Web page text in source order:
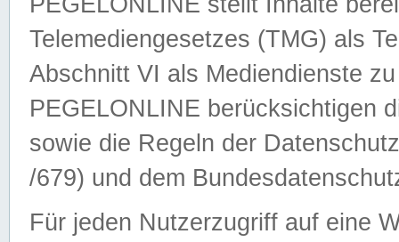
Telemediengesetzes (TMG) als
Abschnitt VI als Mediendienste
PEGELONLINE berücksichtigen
sowie die Regeln der
/679) und dem
Für jeden Nutzerzugriff auf eine